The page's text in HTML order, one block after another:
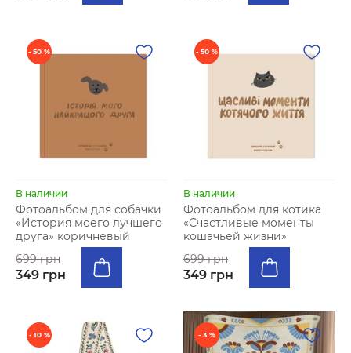
- 50 %
В наличии
Фотоальбом для собачки
«История моего лучшего
друга» коричневый
699 грн
349 грн
- 50 %
В наличии
Фотоальбом для котика
«Счастливые моменты
кошачьей жизни»
699 грн
349 грн
- 10 % - 3 %